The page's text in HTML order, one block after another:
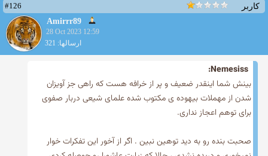
کاربر
#126
Amirrr89
28 Oct 2023 12:59
ارسالها: 321
Nemesiss:
بینش شما اینقدر ضعیف و پر از خرافه هست که راهی جز آویزان
شدن از مهملات بیهوده ی مکتوب شده علمای شیعی دربار صفوی
برای توهم اعجاز نداری.
صحبت بنده رو به دید توهین نبین . اگر از آخور این تفکرات خوار